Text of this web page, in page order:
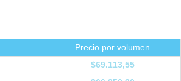
Precio por volumen
$69.113,55